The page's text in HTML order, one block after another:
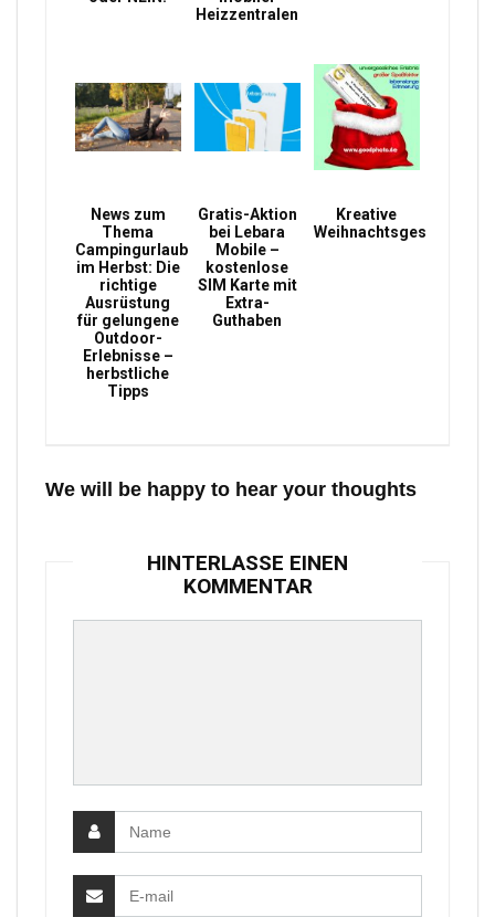
Heizzentralen
News zum
Thema
Campingurlaub
im Herbst: Die
richtige
Ausrüstung
für gelungene
Outdoor-
Erlebnisse –
herbstliche
Tipps
Gratis-Aktion
bei Lebara
Mobile –
kostenlose
SIM Karte mit
Extra-
Guthaben
Kreative
Weihnachtsgeschenke
We will be happy to hear your thoughts
HINTERLASSE EINEN
KOMMENTAR